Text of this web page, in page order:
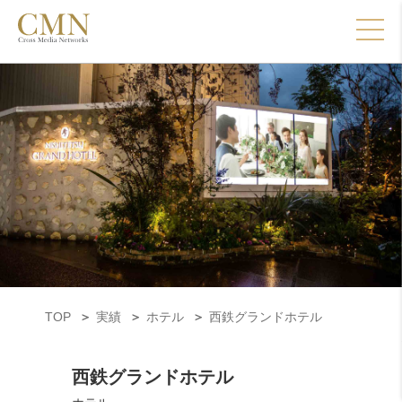
TOP 実績 ホテル 西鉄グランドホテル
西鉄グランドホテル